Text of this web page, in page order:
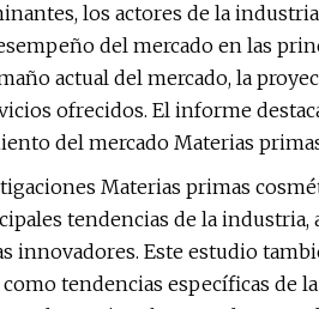
los actores de la
del mercado en las
actual del mercado, la
ofrecidos. El informe
del mercado Materias
Materias primas
tendencias de la
innovadores. Este estudio
tendencias específicas de